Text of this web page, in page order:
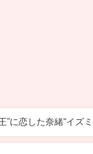
”に恋した奈緒“イズ